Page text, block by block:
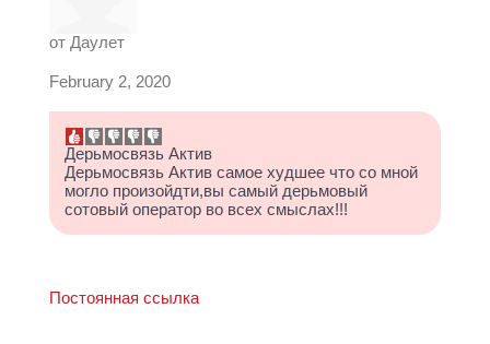
от Даулет
February 2, 2020
Дерьмосвязь Актив
Дерьмосвязь Актив самое худшее что со мной
могло произойдти,вы самый дерьмовый
сотовый оператор во всех смыслах!!!
Постоянная ссылка